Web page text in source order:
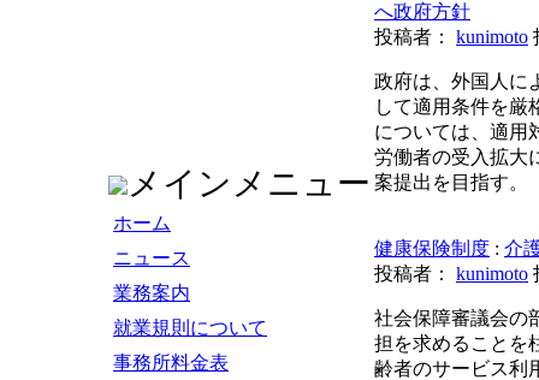
メインメニュー
ホーム
ニュース
業務案内
就業規則について
事務所料金表
へ政府方針
投稿者： kunimoto
政府は、外国人に
して適用条件を厳
については、適用
労働者の受入拡大
案提出を目指す。
健康保険制度 : 介
投稿者： kunimoto
社会保障審議会の
担を求めることを
齢者のサービス利